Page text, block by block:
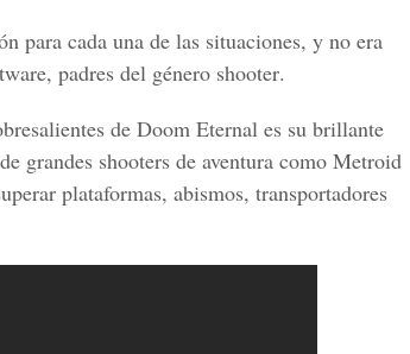
para cada una de las situaciones, y no era
padres del género shooter.
de Doom Eternal es su brillante
grandes shooters de aventura como Metroid
plataformas, abismos, transportadores